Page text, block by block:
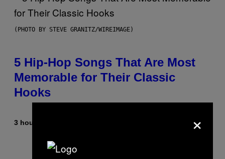
(PHOTO BY STEVE GRANITZ/WIREIMAGE)
5 Hip-Hop Songs That Are Most
Memorable for Their Classic
Hooks
3 hours ago ×